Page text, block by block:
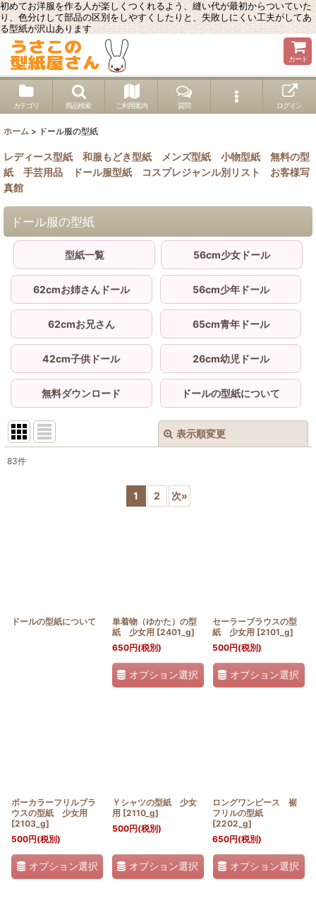
初めてお洋服を作る人が楽しくつくれるよう、縫い代が最初からついていた
り、色分けして部品の区別をしやすくしたりと、失敗しにくい工夫がしてあ
る型紙が沢山あります
カート
カテゴリ 商品検索 ご利用案内 質問 ログイン
ホーム > ドール服の型紙
レディース型紙 和服もどき型紙 メンズ型紙 小物型紙
無料の型
紙
手芸用品 ドール服型紙 コスプレジャンル別リスト
お客様写
真館
ドール服の型紙
型紙一覧 56cm少女ドール
62cmお姉さんドール 56cm少年ドール
62cmお兄さん 65cm青年ドール
42cm子供ドール 26cm幼児ドール
無料ダウンロード ドールの型紙について
表示順変更
83件
1 2 次»
ドールの型紙について
単着物（ゆかた）の型
紙 少女用 [2401_g]
650円(税別)
オプション選択
セーラーブラウスの型
紙 少女用 [2101_g]
500円(税別)
オプション選択
ボーカラーフリルブラ
ウスの型紙 少女用
[2103_g]
500円(税別)
オプション選択
Ｙシャツの型紙 少女
用 [2110_g]
500円(税別)
オプション選択
ロングワンピース 裾
フリルの型紙
[2202_g]
650円(税別)
オプション選択